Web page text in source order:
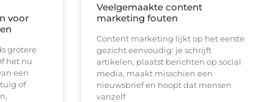
voor
grotere
het nu
een
of
Veelgemaakte content
marketing fouten
Content marketing lijkt op het eerste
gezicht eenvoudig: je schrijft
artikelen, plaatst berichten op social
media, maakt misschien een
nieuwsbrief en hoopt dat mensen
vanzelf